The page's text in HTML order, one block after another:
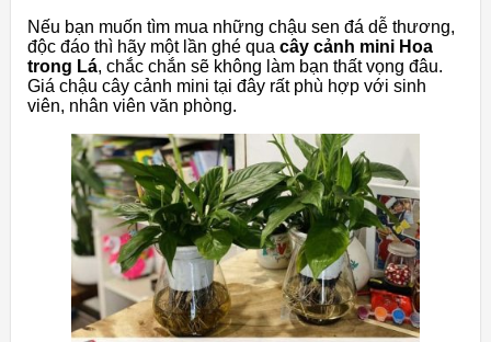
Nếu bạn muốn tìm mua những chậu sen đá dễ thương,
độc đáo thì hãy một lần ghé qua cây cảnh mini Hoa
trong Lá, chắc chắn sẽ không làm bạn thất vọng đâu.
Giá chậu cây cảnh mini tại đây rất phù hợp với sinh
viên, nhân viên văn phòng.